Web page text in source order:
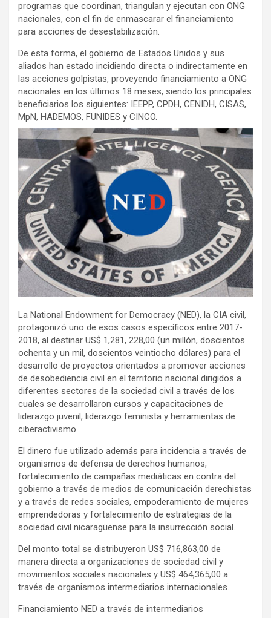
programas que coordinan, triangulan y ejecutan con ONG
nacionales, con el fin de enmascarar el financiamiento
para acciones de desestabilización.
De esta forma, el gobierno de Estados Unidos y sus
aliados han estado incidiendo directa o indirectamente en
las acciones golpistas, proveyendo financiamiento a ONG
nacionales en los últimos 18 meses, siendo los principales
beneficiarios los siguientes: IEEPP, CPDH, CENIDH, CISAS,
MpN, HADEMOS, FUNIDES y CINCO.
La National Endowment for Democracy (NED), la CIA civil,
protagonizó uno de esos casos específicos entre 2017-
2018, al destinar US$ 1,281, 228,00 (un millón, doscientos
ochenta y un mil, doscientos veintiocho dólares) para el
desarrollo de proyectos orientados a promover acciones
de desobediencia civil en el territorio nacional dirigidos a
diferentes sectores de la sociedad civil a través de los
cuales se desarrollaron cursos y capacitaciones de
liderazgo juvenil, liderazgo feminista y herramientas de
ciberactivismo.
El dinero fue utilizado además para incidencia a través de
organismos de defensa de derechos humanos,
fortalecimiento de campañas mediáticas en contra del
gobierno a través de medios de comunicación derechistas
y a través de redes sociales, empoderamiento de mujeres
emprendedoras y fortalecimiento de estrategias de la
sociedad civil nicaragüense para la insurrección social.
Del monto total se distribuyeron US$ 716,863,00 de
manera directa a organizaciones de sociedad civil y
movimientos sociales nacionales y US$ 464,365,00 a
través de organismos intermediarios internacionales.
Financiamiento NED a través de intermediarios